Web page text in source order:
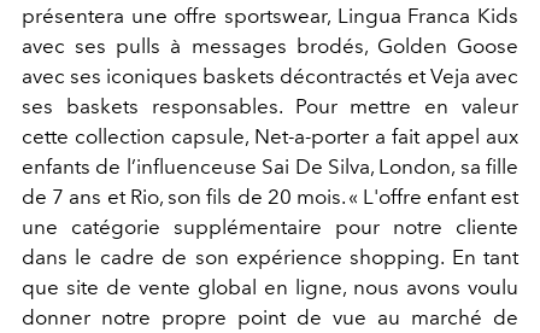
présentera une offre sportswear, Lingua Franca Kids
avec ses pulls à messages brodés, Golden Goose
avec ses iconiques baskets décontractés et Veja avec
ses baskets responsables. Pour mettre en valeur
cette collection capsule, Net-a-porter a fait appel aux
enfants de l’influenceuse Sai De Silva, London, sa fille
de 7 ans et Rio, son fils de 20 mois. « L'offre enfant est
une catégorie supplémentaire pour notre cliente
dans le cadre de son expérience shopping. En tant
que site de vente global en ligne, nous avons voulu
donner notre propre point de vue au marché de